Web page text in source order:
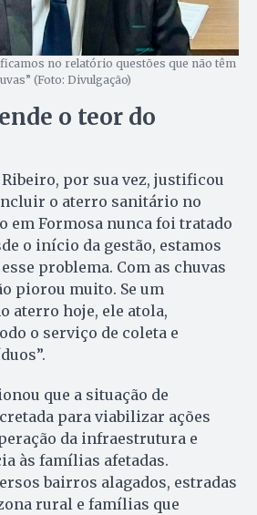
no relatório questões que não têm
(Foto: Divulgação)
o teor do
por sua vez, justificou
o aterro sanitário no
em Formosa nunca foi tratado
o início da gestão, estamos
problema. Com as chuvas
piorou muito. Se um
aterro hoje, ele atola,
o serviço de coleta e
que a situação de
para viabilizar ações
da infraestrutura e
às famílias afetadas.
bairros alagados, estradas
rural e famílias que